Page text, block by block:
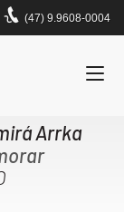
(47) 9.9608-0004
Arrka